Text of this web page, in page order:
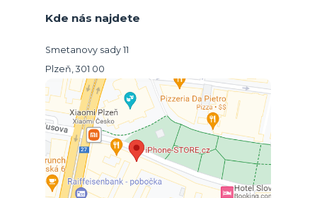
Kde nás najdete
Smetanovy sady 11
Plzeň, 301 00